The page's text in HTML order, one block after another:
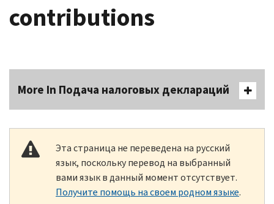
contributions
More In Подача налоговых деклараций
Эта страница не переведена на русский
язык, поскольку перевод на выбранный
вами язык в данный момент отсутствует.
Получите помощь на своем родном языке.